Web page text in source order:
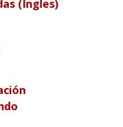
(Ingles)